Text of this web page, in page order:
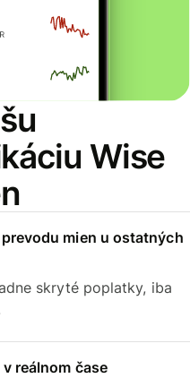
Wise
mien u ostatných
skryté poplatky, iba
reálnom čase